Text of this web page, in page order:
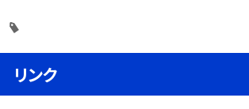
リンク